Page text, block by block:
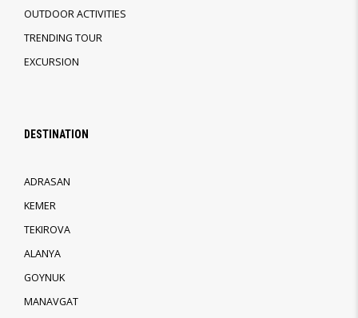
OUTDOOR ACTIVITIES
TRENDING TOUR
EXCURSION
DESTINATION
ADRASAN
KEMER
TEKIROVA
ALANYA
GOYNUK
MANAVGAT